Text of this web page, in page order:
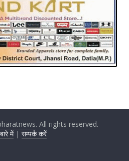
. All rights reserved.
में| सम्पर्क करें